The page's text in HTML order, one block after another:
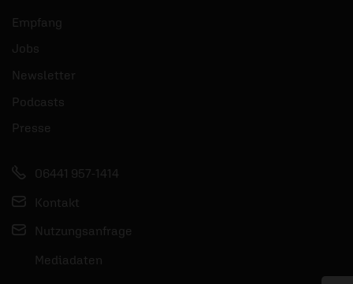
Empfang
Jobs
Newsletter
Podcasts
Presse
06441 957-1414
Kontakt
Nutzungsanfrage
Mediadaten